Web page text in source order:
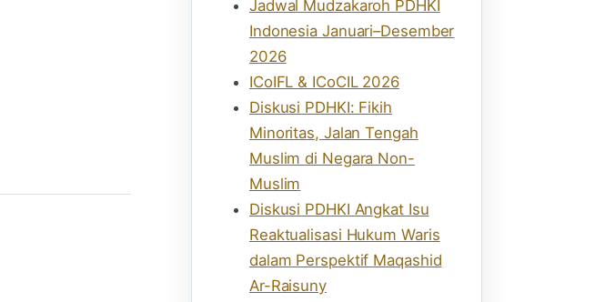
Jadwal Mudzakaroh PDHKI
Indonesia Januari–Desember
2026
ICoIFL & ICoCIL 2026
Diskusi PDHKI: Fikih
Minoritas, Jalan Tengah
Muslim di Negara Non-
Muslim
Diskusi PDHKI Angkat Isu
Reaktualisasi Hukum Waris
dalam Perspektif Maqashid
Ar-Raisuny